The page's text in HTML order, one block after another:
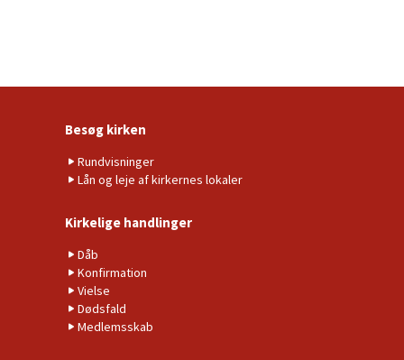
Besøg kirken
Rundvisninger
Lån og leje af kirkernes lokaler
Kirkelige handlinger
Dåb
Konfirmation
Vielse
Dødsfald
Medlemsskab